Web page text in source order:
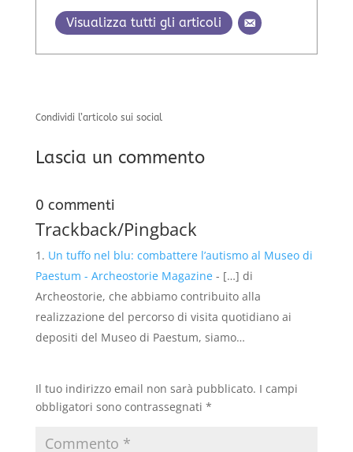
Visualizza tutti gli articoli
Condividi l’articolo sui social
Lascia un commento
0 commenti
Trackback/Pingback
Un tuffo nel blu: combattere l’autismo al Museo di
Paestum - Archeostorie Magazine- […] di
Archeostorie, che abbiamo contribuito alla
realizzazione del percorso di visita quotidiano ai
depositi del Museo di Paestum, siamo…
Il tuo indirizzo email non sarà pubblicato. I campi
obbligatori sono contrassegnati *